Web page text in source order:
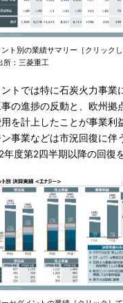
ト別の業績サマリー［クリック
所：三菱重工
トでは特に石炭火力事業
の進捗の反動と、欧州拠
を計上したことが事業利
事業などは市況回復に伴
度第2四半期以降の回復